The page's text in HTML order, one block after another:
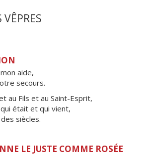
VÊPRES
aide,
secours.
au Fils et au Saint-Esprit,
était et qui vient,
siècles.
LE JUSTE COMME ROSÉE